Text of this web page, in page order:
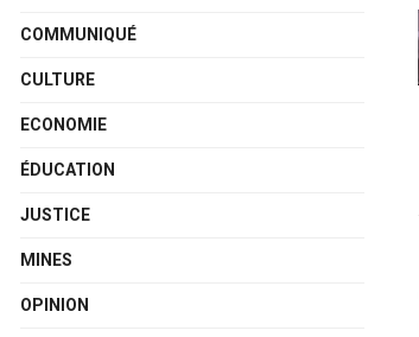
COMMUNIQUÉ
CULTURE
ECONOMIE
ÉDUCATION
JUSTICE
MINES
OPINION